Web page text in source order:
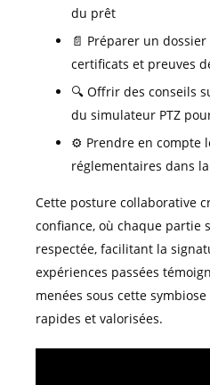
du prêt
📄 Préparer un
certificats et preuves
🔍 Offrir des conseils
du simulateur PTZ
⚙️ Prendre en compte
réglementaires dans
Cette posture collaborative
confiance, où chaque partie
respectée, facilitant la
expériences passées
menées sous cette
rapides et valorisées.